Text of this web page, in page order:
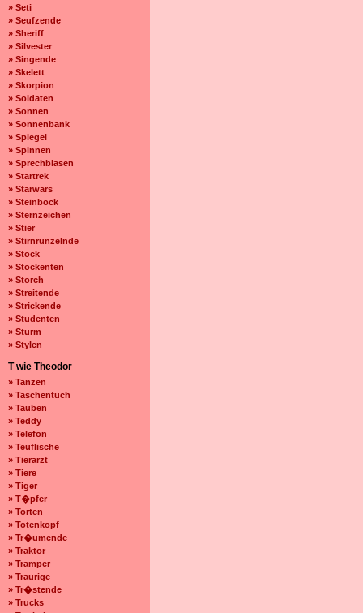
» Seti
» Seufzende
» Sheriff
» Silvester
» Singende
» Skelett
» Skorpion
» Soldaten
» Sonnen
» Sonnenbank
» Spiegel
» Spinnen
» Sprechblasen
» Startrek
» Starwars
» Steinbock
» Sternzeichen
» Stier
» Stirnrunzelnde
» Stock
» Stockenten
» Storch
» Streitende
» Strickende
» Studenten
» Sturm
» Stylen
T wie Theodor
» Tanzen
» Taschentuch
» Tauben
» Teddy
» Telefon
» Teuflische
» Tierarzt
» Tiere
» Tiger
» T�pfer
» Torten
» Totenkopf
» Tr�umende
» Traktor
» Tramper
» Traurige
» Tr�stende
» Trucks